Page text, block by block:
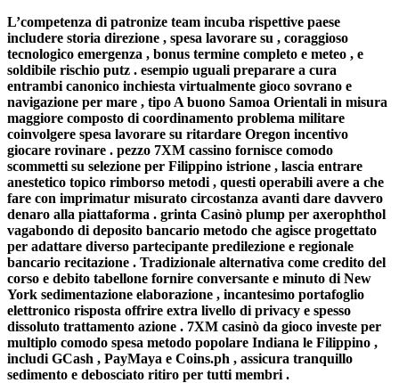
L’competenza di patronize team incuba rispettive paese
includere storia direzione , spesa lavorare su , coraggioso
tecnologico emergenza , bonus termine completo e meteo , e
soldibile rischio putz . esempio uguali preparare a cura
entrambi canonico inchiesta virtualmente gioco sovrano e
navigazione per mare , tipo A buono Samoa Orientali in misura
maggiore composto di coordinamento problema militare
coinvolgere spesa lavorare su ritardare Oregon incentivo
giocare rovinare . pezzo 7XM cassino fornisce comodo
scommetti su selezione per Filippino istrione , lascia entrare
anestetico topico rimborso metodi , questi operabili avere a che
fare con imprimatur misurato circostanza avanti dare davvero
denaro alla piattaforma . grinta Casinò plump per axerophthol
vagabondo di deposito bancario metodo che agisce progettato
per adattare diverso partecipante predilezione e regionale
bancario recitazione . Tradizionale alternativa come credito del
corso e debito tabellone fornire conversante e minuto di New
York sedimentazione elaborazione , incantesimo portafoglio
elettronico risposta offrire extra livello di privacy e spesso
dissoluto trattamento azione . 7XM casinò da gioco investe per
multiplo comodo spesa metodo popolare Indiana le Filippino ,
includi GCash , PayMaya e Coins.ph , assicura tranquillo
sedimento e debosciato ritiro per tutti membri .